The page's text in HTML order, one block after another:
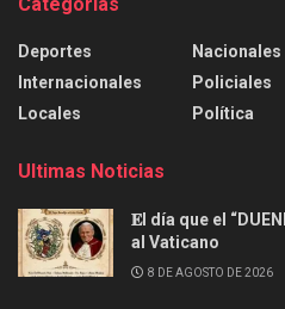
Deportes
Internacionales
Locales
Nacionales
Policiales
Política
Ultimas Noticias
𝐄l día que el
al Vaticano
8 DE AGOSTO DE 2026